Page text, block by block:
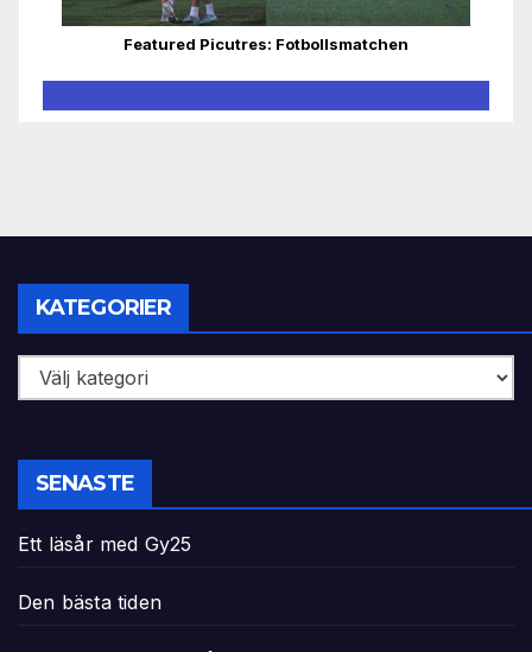
Featured Picutres: Fotbollsmatchen
KATEGORIER
Kategorier
SENASTE
Ett läsår med Gy25
Den bästa tiden